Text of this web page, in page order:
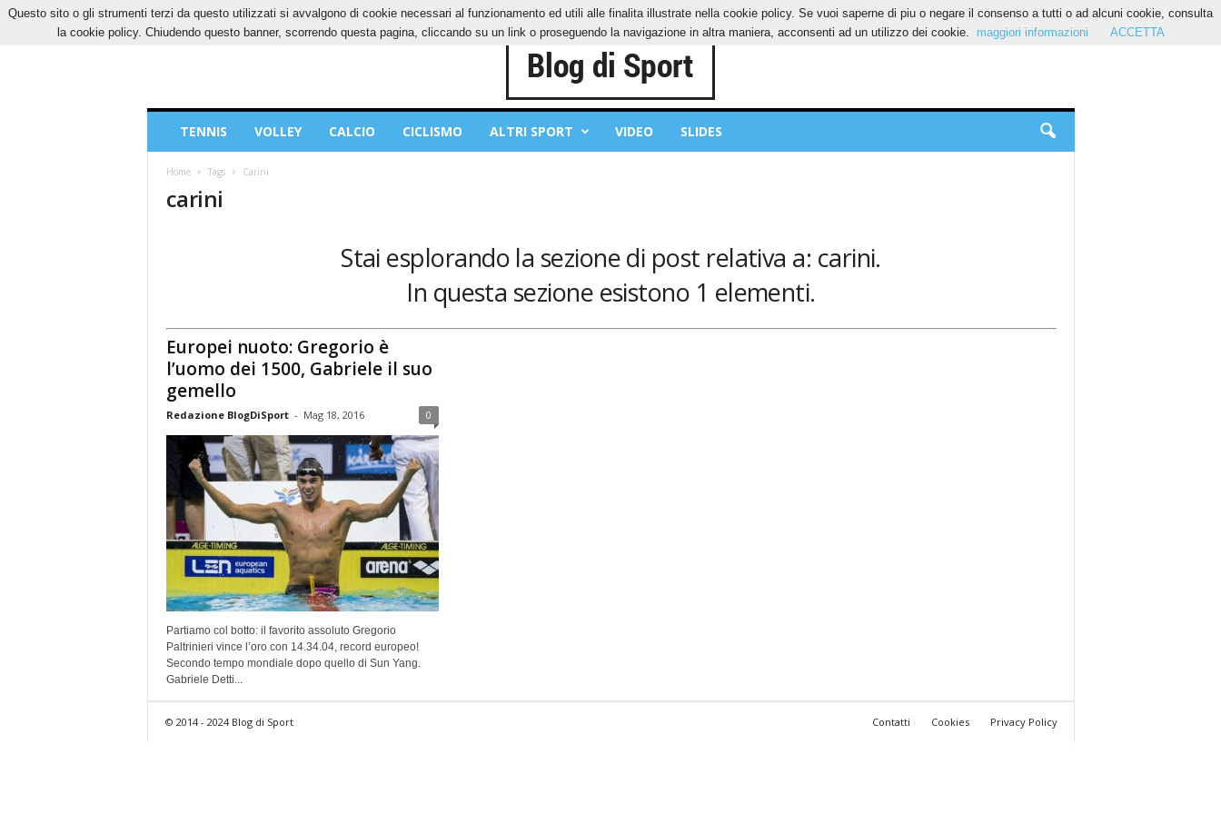
VENERDÌ, 7 AGOSTO 2026 CONTATTI COOKIES PRIVACY POLICY
Sport
TENNIS VOLLEY CALCIO CICLISMO ALTRI SPORT VIDEO SLIDES
Home Tags Carini
carini
Stai esplorando la sezione di post relativa a: carini.
In questa sezione esistono 1 elementi.
Europei nuoto: Gregorio è
l’uomo dei 1500, Gabriele il suo
gemello
Redazione BlogDiSport - Mag 18, 2016 0
Partiamo col botto: il favorito assoluto Gregorio
Paltrinieri vince l’oro con 14.34.04, record europeo!
Secondo tempo mondiale dopo quello di Sun Yang.
Gabriele Detti...
Contatti Cookies Privacy Policy
© 2014 - 2024 Blog di Sport
Questo sito o gli strumenti terzi da questo utilizzati si avvalgono di cookie necessari al funzionamento ed utili alle finalita illustrate nella cookie policy. Se vuoi saperne di piu o negare il consenso a tutti o ad alcuni cookie, consulta
la cookie policy. Chiudendo questo banner, scorrendo questa pagina, cliccando su un link o proseguendo la navigazione in altra maniera, acconsenti ad un utilizzo dei cookie.
maggiori informazioni ACCETTA